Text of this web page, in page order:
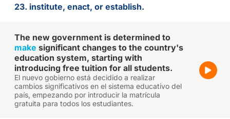
23. institute, enact, or establish.
The new government is determined to
make significant changes to the country's
education system, starting with
introducing free tuition for all students.
El nuevo gobierno está decidido a realizar
cambios significativos en el sistema educativo del
país, empezando por introducir la matrícula
gratuita para todos los estudiantes.